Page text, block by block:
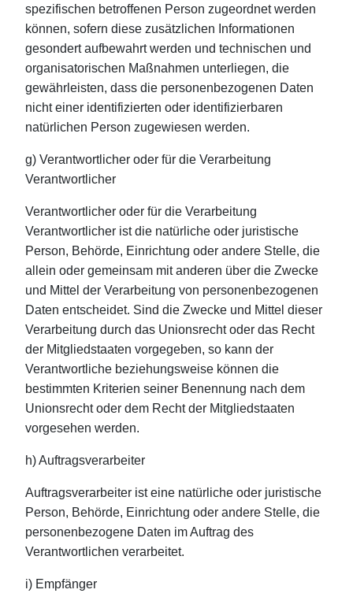
spezifischen betroffenen Person zugeordnet werden
können, sofern diese zusätzlichen Informationen
gesondert aufbewahrt werden und technischen und
organisatorischen Maßnahmen unterliegen, die
gewährleisten, dass die personenbezogenen Daten
nicht einer identifizierten oder identifizierbaren
natürlichen Person zugewiesen werden.
g) Verantwortlicher oder für die Verarbeitung
Verantwortlicher
Verantwortlicher oder für die Verarbeitung
Verantwortlicher ist die natürliche oder juristische
Person, Behörde, Einrichtung oder andere Stelle, die
allein oder gemeinsam mit anderen über die Zwecke
und Mittel der Verarbeitung von personenbezogenen
Daten entscheidet. Sind die Zwecke und Mittel dieser
Verarbeitung durch das Unionsrecht oder das Recht
der Mitgliedstaaten vorgegeben, so kann der
Verantwortliche beziehungsweise können die
bestimmten Kriterien seiner Benennung nach dem
Unionsrecht oder dem Recht der Mitgliedstaaten
vorgesehen werden.
h) Auftragsverarbeiter
Auftragsverarbeiter ist eine natürliche oder juristische
Person, Behörde, Einrichtung oder andere Stelle, die
personenbezogene Daten im Auftrag des
Verantwortlichen verarbeitet.
i) Empfänger